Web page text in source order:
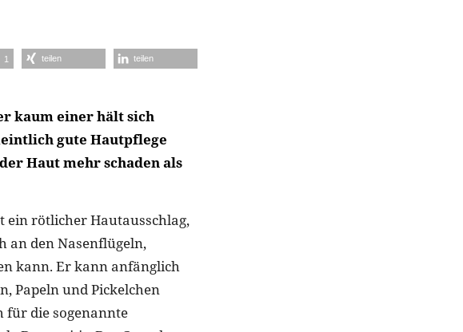
1 teilen teilen
kaum einer hält sich
gute Hautpflege
Haut mehr schaden als
ein rötlicher Hautausschlag,
an den Nasenflügeln,
kann. Er kann anfänglich
Papeln und Pickelchen
für die sogenannte